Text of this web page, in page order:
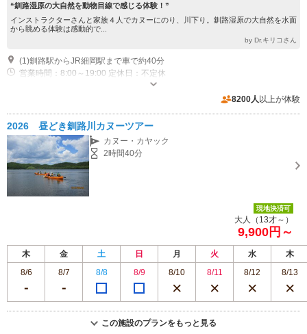
“釧路湿原の大自然を動物目線で感じる体験！”
インストラクターさんと家族４人でカヌーにのり、川下り。釧路湿原の大自然を水面
から眺める体験は感動的で...
by Dr.キリコさん
(1)釧路駅からJR細岡駅まで車で約40分
営業時間：8:00～19:00 定休日：不定休
8200人 以上が体験
2026 昼どき釧路川カヌーツアー
カヌー・カヤック
2時間40分
現地決済可
大人（13才～）
9,900円～
木 金 土 日 月 火 水
木
8/6
8/7 8/8 8/9 8/10 8/11 8/12 8/13
この施設のプランをもっと見る